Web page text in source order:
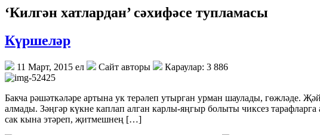
‘Килгән хатлардан’ сәхифәсе тупламасы
Күршеләр
11 Март, 2015 ел Сайт авторы Караулар: 3 886
Бакча рәшәткәләре артына ук терәлеп утырган урман шаулады, гөжләде.
алмады. Зәңгәр күкне каплап алган карлы-яңгыр болыты чиксез
сак кына этәреп, җитмешнең […]